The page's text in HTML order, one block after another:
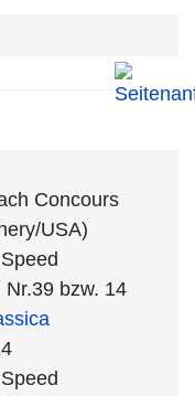
Concours
USA)
bzw. 14